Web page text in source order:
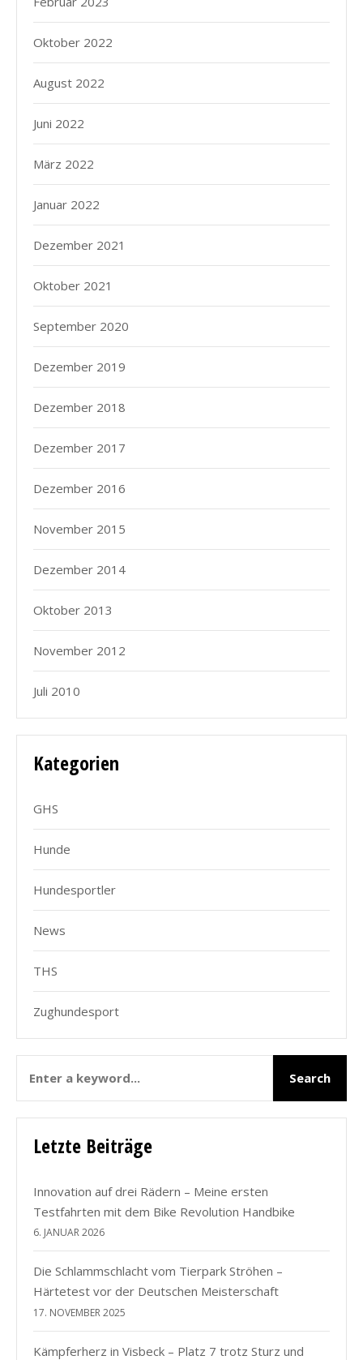
Oktober 2022
August 2022
Juni 2022
März 2022
Januar 2022
Dezember 2021
Oktober 2021
September 2020
Dezember 2019
Dezember 2018
Dezember 2017
Dezember 2016
November 2015
Dezember 2014
Oktober 2013
November 2012
Juli 2010
Kategorien
GHS
Hunde
Hundesportler
News
THS
Zughundesport
Letzte Beiträge
Innovation auf drei Rädern – Meine ersten
Testfahrten mit dem Bike Revolution Handbike
6. JANUAR 2026
Die Schlammschlacht vom Tierpark Ströhen –
Härtetest vor der Deutschen Meisterschaft
17. NOVEMBER 2025
Kämpferherz in Visbeck – Platz 7 trotz Sturz und